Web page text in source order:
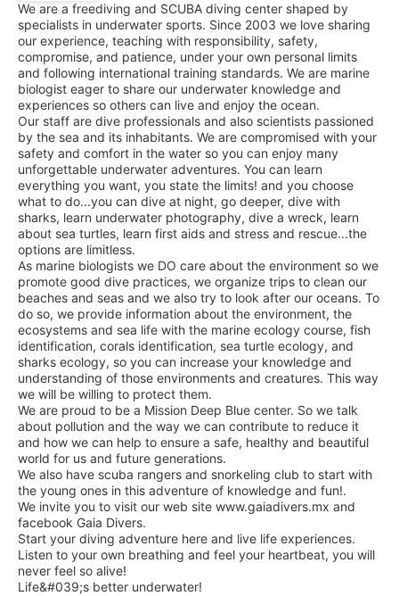
We are a freediving and SCUBA diving center shaped by
specialists in underwater sports. Since 2003 we love sharing
our experience, teaching with responsibility, safety,
compromise, and patience, under your own personal limits
and following international training standards. We are marine
biologist eager to share our underwater knowledge and
experiences so others can live and enjoy the ocean.
Our staff are dive professionals and also scientists passioned
by the sea and its inhabitants. We are compromised with your
safety and comfort in the water so you can enjoy many
unforgettable underwater adventures. You can learn
everything you want, you state the limits! and you choose
what to do...you can dive at night, go deeper, dive with
sharks, learn underwater photography, dive a wreck, learn
about sea turtles, learn first aids and stress and rescue...the
options are limitless.
As marine biologists we DO care about the environment so we
promote good dive practices, we organize trips to clean our
beaches and seas and we also try to look after our oceans. To
do so, we provide information about the environment, the
ecosystems and sea life with the marine ecology course, fish
identification, corals identification, sea turtle ecology, and
sharks ecology, so you can increase your knowledge and
understanding of those environments and creatures. This way
we will be willing to protect them.
We are proud to be a Mission Deep Blue center. So we talk
about pollution and the way we can contribute to reduce it
and how we can help to ensure a safe, healthy and beautiful
world for us and future generations.
We also have scuba rangers and snorkeling club to start with
the young ones in this adventure of knowledge and fun!.
We invite you to visit our web site www.gaiadivers.mx and
facebook Gaia Divers.
Start your diving adventure here and live life experiences.
Listen to your own breathing and feel your heartbeat, you will
never feel so alive!
Life&#039;s better underwater!